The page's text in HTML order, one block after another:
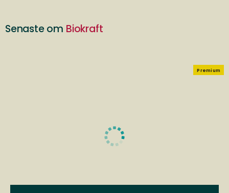
Senaste om Biokraft
Premium